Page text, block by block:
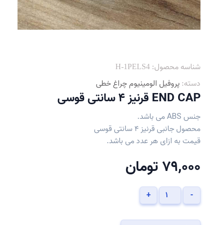
شناسه محصول: H-1PELS4
دسته:پروفیل الومینیوم چراغ خطی
END CAP قرنیز 4 سانتی قوسی
جنس ABS می باشد.
محصول جانبی قرنیز 4 سانتی قوسی
قیمت به ازای هر عدد می باشد.
79,000تومان
-
END
CAP
+